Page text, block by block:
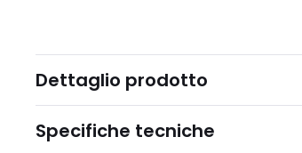
Dettaglio prodotto
Specifiche tecniche